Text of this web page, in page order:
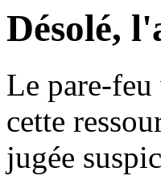
Désolé,
Le pare-
cette
jugée